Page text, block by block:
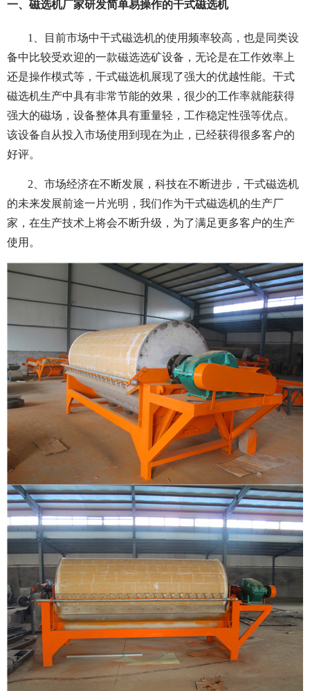
一、磁选机厂家研发简单易操作的干式磁选机
1、目前市场中干式磁选机的使用频率较高，也是同类设
备中比较受欢迎的一款磁选选矿设备，无论是在工作效率上
还是操作模式等，干式磁选机展现了强大的优越性能。干式
磁选机生产中具有非常节能的效果，很少的工作率就能获得
强大的磁场，设备整体具有重量轻，工作稳定性强等优点。
该设备自从投入市场使用到现在为止，已经获得很多客户的
好评。
2、市场经济在不断发展，科技在不断进步，干式磁选机
的未来发展前途一片光明，我们作为干式磁选机的生产厂
家，在生产技术上将会不断升级，为了满足更多客户的生产
使用。